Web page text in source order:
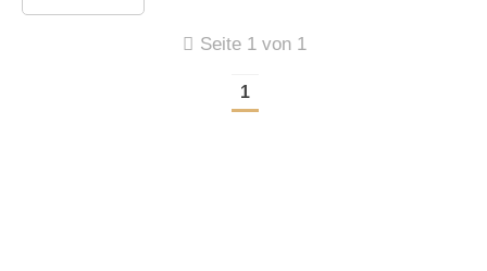
Seite 1 von 1
1